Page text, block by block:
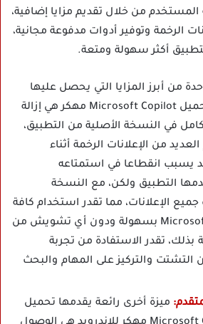
المستخدم من خلال تقديم مزايا إضافية،
الرخمة وتوفير أدوات مدفوعة مجانية،
أكثر سهولة ومتعة.
من أبرز المزايا التي يحصل عليها
المستخدم عند تحميل Microsoft Copilot مهكر هي إزالة
في النسخة الأصلية من التطبيق،
من الإعلانات الرخمة أثناء
يسبب انقطاعا في استمتاعه
التطبيق ولكن، مع النسخة
الإعلانات، مما تقدر استخدام كافة
خدمات Microsoft Copilot بسهولة ودون أي تشويش من
بذلك، تقدر الاستفادة من تجربة
التشتت والتركيز على المهام والبحث
ميزة أخرى رائعة يقدمها تحميل